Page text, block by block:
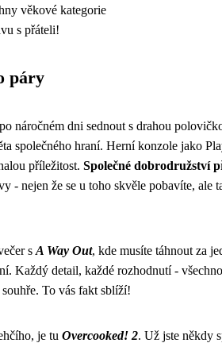
věkové kategorie
s přáteli!
páry
náročném dni sednout s drahou
společného hraní. Herní konzole jako
příležitost. Společné dobrodružství
- nejen že se u toho skvěle pobavíte, ale
s A Way Out, kde musíte táhnout za
Každý detail, každé rozhodnutí -
To vás fakt sblíží!
je tu Overcooked! 2. Už jste někdy